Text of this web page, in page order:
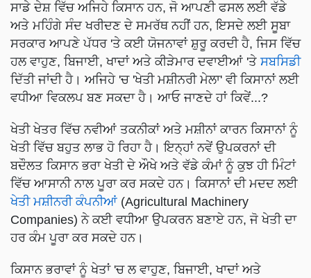
ਸਾਡੇ ਦੇਸ਼ ਵਿੱਚ ਅਜਿਹੇ ਕਿਸਾਨ ਹਨ, ਜੋ ਆਪਣੀ ਫਸਲ ਲਈ ਵੱਡੇ
ਅਤੇ ਮਹਿੰਗੇ ਸੰਦ ਖਰੀਦਣ ਦੇ ਸਮਰੱਥ ਨਹੀਂ ਹਨ, ਇਸਦੇ ਲਈ ਸੂਬਾ
ਸਰਕਾਰ ਆਪਣੇ ਪੱਧਰ 'ਤੇ ਕਈ ਯੋਜਨਾਵਾਂ ਸ਼ੁਰੂ ਕਰਦੀ ਹੈ, ਜਿਸ ਵਿੱਚ
ਹਲ ਵਾਹੁਣ, ਬਿਜਾਈ, ਖਾਦਾਂ ਅਤੇ ਕੀੜੇਮਾਰ ਦਵਾਈਆਂ 'ਤੇ ਸਬਸਿਡੀ
ਦਿੱਤੀ ਜਾਂਦੀ ਹੈ। ਅਜਿਹੇ 'ਚ 'ਖੇਤੀ ਮਸ਼ੀਨਰੀ ਮੇਲਾ' ਵੀ ਕਿਸਾਨਾਂ ਲਈ
ਵਧੀਆ ਵਿਕਲਪ ਬਣ ਸਕਦਾ ਹੈ। ਆਓ ਜਾਣਦੇ ਹਾਂ ਕਿਵੇਂ...?
ਖੇਤੀ ਖੇਤਰ ਵਿੱਚ ਨਵੀਆਂ ਤਕਨੀਕਾਂ ਅਤੇ ਮਸ਼ੀਨਾਂ ਕਾਰਨ ਕਿਸਾਨਾਂ ਨੂੰ
ਖੇਤੀ ਵਿੱਚ ਬਹੁਤ ਲਾਭ ਹੋ ਰਿਹਾ ਹੈ। ਇਨ੍ਹਾਂ ਨਵੇਂ ਉਪਕਰਨਾਂ ਦੀ
ਬਦੌਲਤ ਕਿਸਾਨ ਭਰਾ ਖੇਤੀ ਦੇ ਔਖੇ ਅਤੇ ਵੱਡੇ ਕੰਮਾਂ ਨੂੰ ਕੁਝ ਹੀ ਮਿੰਟਾਂ
ਵਿੱਚ ਆਸਾਨੀ ਨਾਲ ਪੂਰਾ ਕਰ ਸਕਦੇ ਹਨ। ਕਿਸਾਨਾਂ ਦੀ ਮਦਦ ਲਈ
ਖੇਤੀ ਮਸ਼ੀਨਰੀ ਕੰਪਨੀਆਂ (Agricultural Machinery
Companies) ਨੇ ਕਈ ਵਧੀਆ ਉਪਕਰਨ ਬਣਾਏ ਹਨ, ਜੋ ਖੇਤੀ ਦਾ
ਹਰ ਕੰਮ ਪੂਰਾ ਕਰ ਸਕਦੇ ਹਨ।
ਕਿਸਾਨ ਭਰਾਵਾਂ ਨੂੰ ਖੇਤਾਂ 'ਚ ਲ ਵਾਹੁਣ, ਬਿਜਾਈ, ਖਾਦਾਂ ਅਤੇ